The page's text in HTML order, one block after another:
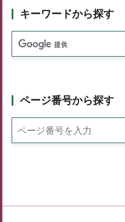
キーワードから探す
ページ番号から探す